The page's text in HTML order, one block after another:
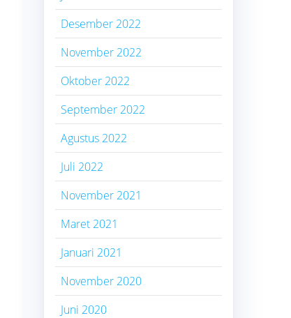
Desember 2022
November 2022
Oktober 2022
September 2022
Agustus 2022
Juli 2022
November 2021
Maret 2021
Januari 2021
November 2020
Juni 2020